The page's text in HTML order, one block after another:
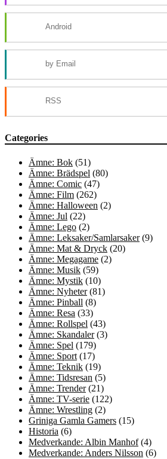
Android
by Email
RSS
Categories
Ämne: Bok (51)
Ämne: Brädspel (80)
Ämne: Comic (47)
Ämne: Film (262)
Ämne: Halloween (2)
Ämne: Jul (22)
Ämne: Lego (2)
Ämne: Leksaker/Samlarsaker(9)
Ämne: Mat & Dryck (20)
Ämne: Megagame (2)
Ämne: Musik (59)
Ämne: Mystik (10)
Ämne: Nyheter(81)
Ämne: Pinball (8)
Ämne: Resa (33)
Ämne: Rollspel (43)
Ämne: Skandaler(3)
Ämne: Spel (179)
Ämne: Sport (17)
Ämne: Teknik (19)
Ämne: Tidsresan (5)
Ämne: Trender(21)
Ämne: TV-serie (122)
Ämne: Wrestling (2)
Griniga Gamla Gamers (15)
Historia (6)
Medverkande: Albin Manhof(4)
Medverkande: Anders Nilsson (6)